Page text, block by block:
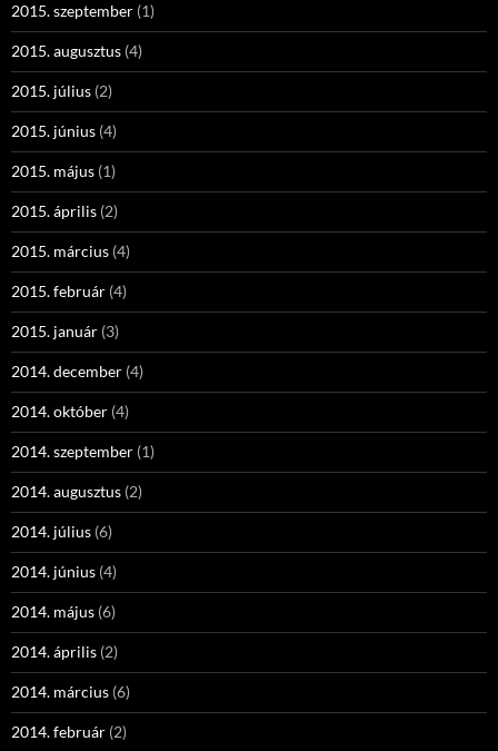
2015. szeptember (1)
2015. augusztus (4)
2015. július (2)
2015. június (4)
2015. május (1)
2015. április (2)
2015. március (4)
2015. február (4)
2015. január (3)
2014. december (4)
2014. október (4)
2014. szeptember (1)
2014. augusztus (2)
2014. július (6)
2014. június (4)
2014. május (6)
2014. április (2)
2014. március (6)
2014. február (2)